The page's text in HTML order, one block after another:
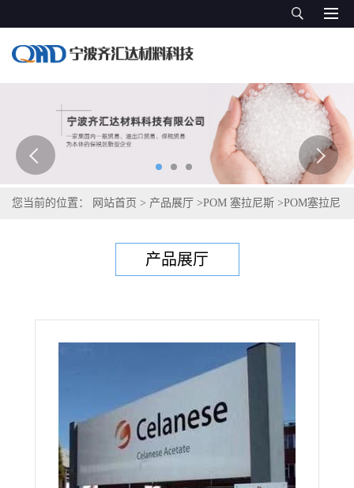
您当前的位置： 网站首页 > 产品展厅 >POM 塞拉尼斯 >POM塞拉尼
产品展厅